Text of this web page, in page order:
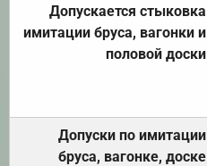
Допускается стыковка
имитации бруса, вагонки и
половой доски
Допуски по имитации
бруса, вагонке, доске